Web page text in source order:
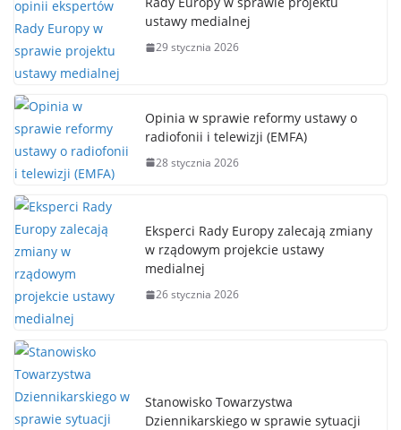
ustawy medialnej
29 stycznia 2026
Opinia w sprawie reformy ustawy o
radiofonii i telewizji (EMFA)
28 stycznia 2026
Eksperci Rady Europy zalecają zmiany
w rządowym projekcie ustawy
medialnej
26 stycznia 2026
Stanowisko Towarzystwa
Dziennikarskiego w sprawie sytuacji